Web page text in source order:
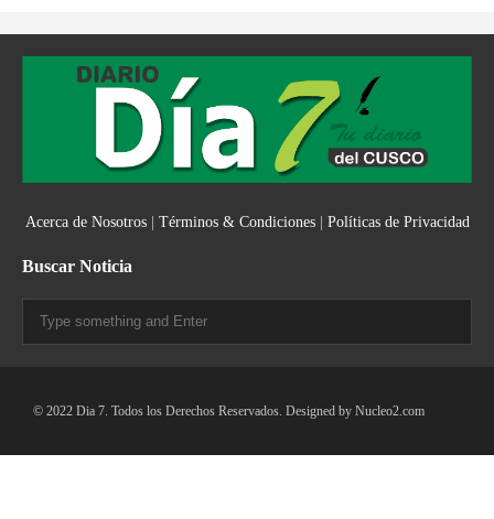
Acerca de Nosotros| Términos & Condiciones| Políticas de Privacidad
Buscar Noticia
© 2022 Dia 7. Todos los Derechos Reservados. Designed by Nucleo2.com